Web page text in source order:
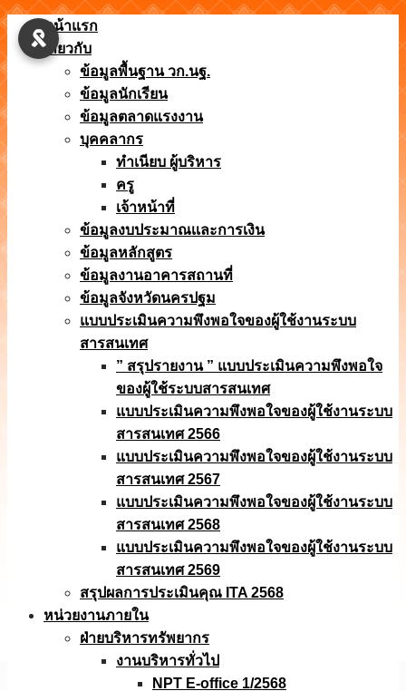
Skip
content
หน้าแรก
เกี่ยวกับ
ข้อมูลพื้นฐาน วก.นฐ.
ข้อมูลนักเรียน
ข้อมูลตลาดแรงงาน
บุคคลากร
ทำเนียบ ผู้บริหาร
ครู
เจ้าหน้าที่
ข้อมูลงบประมาณเเละการเงิน
ข้อมูลหลักสูตร
ข้อมูลงานอาคารสถานที่
ข้อมูลจังหวัดนครปฐม
แบบประเมินความพึงพอใจของผู้ใช้งานระบบ
สารสนเทศ
” สรุปรายงาน ” แบบประเมินความพึงพอใจ
ของผู้ใช้ระบบสารสนเทศ
แบบประเมินความพึงพอใจของผู้ใช้งานระบบ
สารสนเทศ 2566
แบบประเมินความพึงพอใจของผู้ใช้งานระบบ
สารสนเทศ 2567
แบบประเมินความพึงพอใจของผู้ใช้งานระบบ
สารสนเทศ 2568
แบบประเมินความพึงพอใจของผู้ใช้งานระบบ
สารสนเทศ 2569
สรุปผลการประเมินคุณ ITA 2568
หน่วยงานภายใน
ฝ่ายบริหารทรัพยากร
งานบริหารทั่วไป
NPT E-office 1/2568